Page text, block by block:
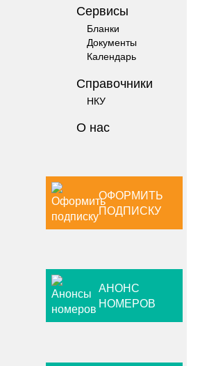
Сервисы
Бланки
Документы
Календарь
Справочники
НКУ
О нас
ОФОРМИТЬ
ПОДПИСКУ
АНОНС
НОМЕРОВ